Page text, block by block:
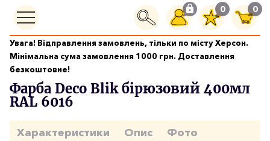
0 0
Увага! Відправлення замовлень, тільки по місту Херсон.
Мінімальна сума замовлення 1000 грн. Доставлення
безкоштовне!
Фарби аерозольні
Фарба Deco Blik бірюзовий 400мл RAL 6016
Фарба Deco Blik бірюзовий 400мл
RAL 6016
Характеристики Опис Фото